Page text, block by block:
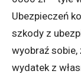
Ubezpieczeń
szkody z
wyobraź
wydatek z